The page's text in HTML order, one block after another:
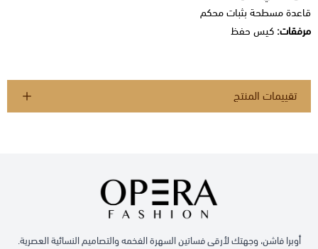
قاعدة مسطحة بثبات محكم
مرفقات: كيس حفظ
تقييمات المنتج
أوبرا فاشن، وجهتك لأرقى فساتين السهرة الفخمه والتصاميم النسائية العصرية.